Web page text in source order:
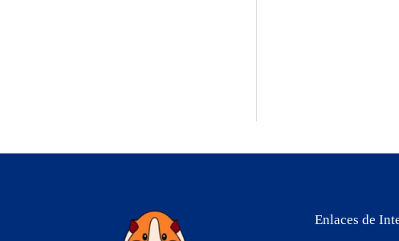
Enlaces de